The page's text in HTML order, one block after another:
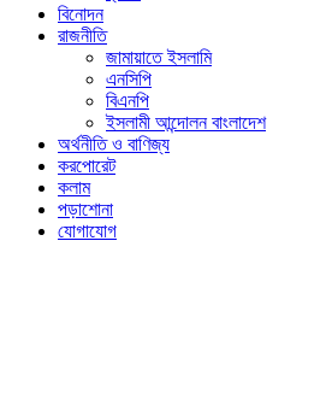
বিনোদন
রাজনীতি
জামায়াতে ইসলামি
এনসিপি
বিএনপি
ইসলামী আন্দোলন বাংলাদেশ
অর্থনীতি ও বাণিজ্য
করপোরেট
কলাম
পড়াশোনা
যোগাযোগ